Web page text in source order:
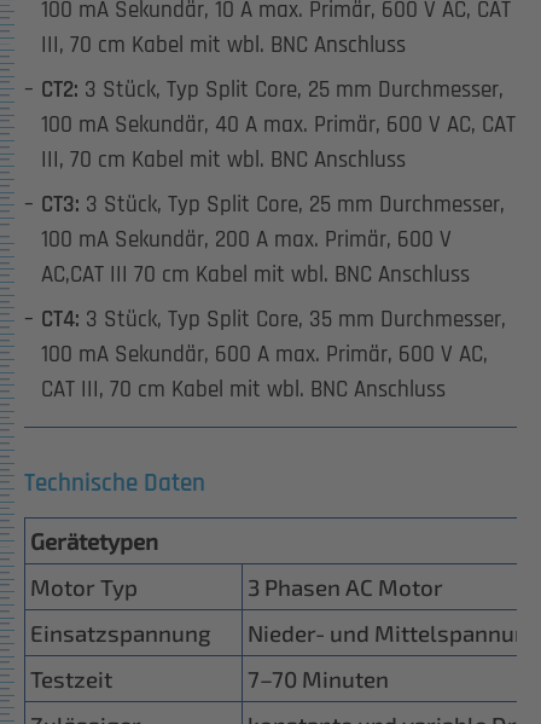
100 mA Sekundär, 10 A max. Primär, 600 V AC, CAT
III, 70 cm Kabel mit wbl. BNC Anschluss
CT2: 3 Stück, Typ Split Core, 25 mm Durchmesser,
100 mA Sekundär, 40 A max. Primär, 600 V AC, CAT
III, 70 cm Kabel mit wbl. BNC Anschluss
CT3: 3 Stück, Typ Split Core, 25 mm Durchmesser,
100 mA Sekundär, 200 A max. Primär, 600 V
AC,CAT III 70 cm Kabel mit wbl. BNC Anschluss
CT4: 3 Stück, Typ Split Core, 35 mm Durchmesser,
100 mA Sekundär, 600 A max. Primär, 600 V AC,
CAT III, 70 cm Kabel mit wbl. BNC Anschluss
Technische Daten
Gerätetypen
Motor Typ
3 Phasen AC Motor
Einsatzspannung
Nieder- und Mittelspannung
Testzeit
7–70 Minuten